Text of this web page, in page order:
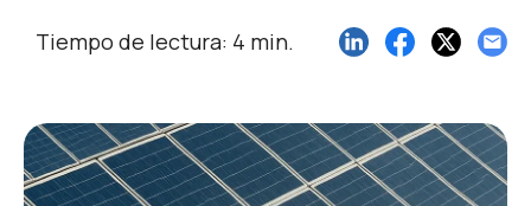
Tiempo de lectura: 4 min.